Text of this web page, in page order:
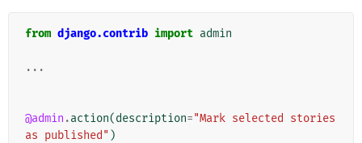
from django.contrib import admin
...
@admin .action(description="Mark selected stories
as published" )